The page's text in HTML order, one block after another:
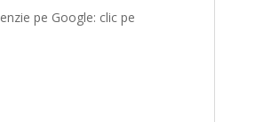
pe Google: clic pe